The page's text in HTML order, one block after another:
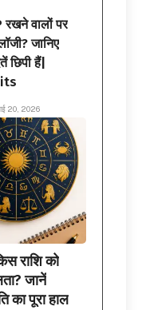
रखने वालों पर
जानिए
हैं|
20, 2026
राशि को
जानें
का पूरा हाल